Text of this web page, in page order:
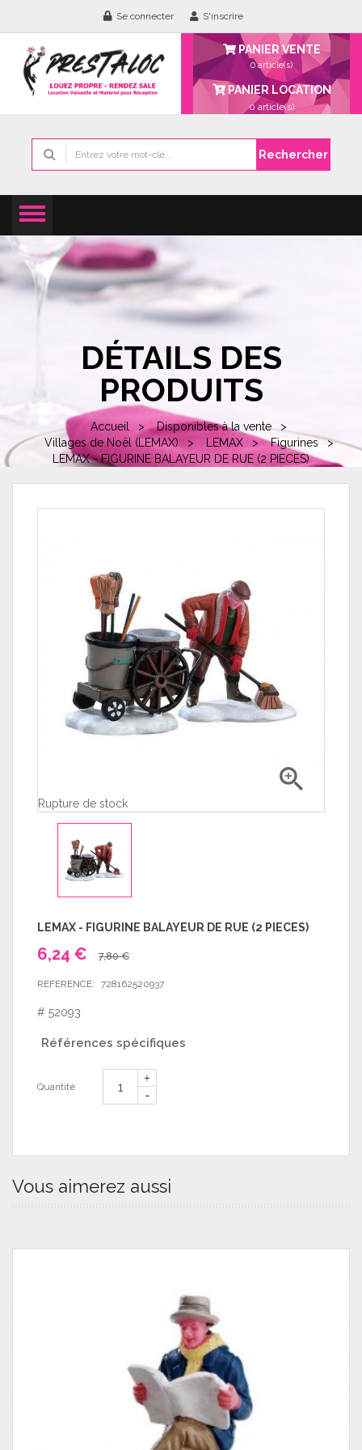
Se connecter S'inscrire
PANIER VENTE
0 article(s)
PANIER LOCATION
0 article(s)
Rechercher
DÉTAILS DES
PRODUITS
Accueil
Disponibles à la vente
Villages de Noël (LEMAX)
LEMAX
Figurines
LEMAX - FIGURINE BALAYEUR DE RUE (2 PIECES)

Rupture de stock
LEMAX - FIGURINE BALAYEUR DE RUE (2 PIECES)
6,24 € 7,80 €
REFERENCE: 728162520937
# 52093
Références spécifiques
Quantité
Vous aimerez aussi